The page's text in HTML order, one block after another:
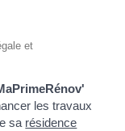
et
les travaux
sa résidence